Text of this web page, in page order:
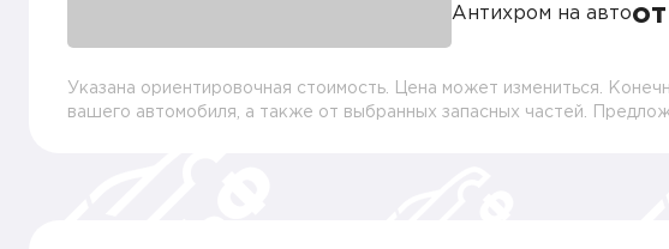
Антихром на авто
Указана ориентировочная стоимость. Цена может измениться.
вашего автомобиля, а также от выбранных запасных частей.